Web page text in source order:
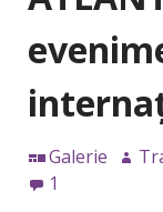
Galerie
1